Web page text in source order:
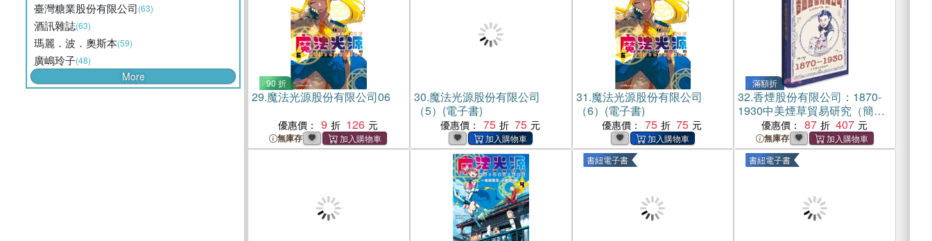
臺灣糖業股份有限公司(63)
酒訊雜誌(63)
瑪麗．波．奧斯本(59)
廣嶋玲子(48)
More 90 折
29.魔法光源股份有限公司06
優惠價： 9 126
無庫存
30.魔法光源股份有限公司
（5）(電子書)
優惠價： 75 75
31.魔法光源股份有限公司
（6）(電子書)
優惠價： 75 75
滿額折
32.香煙股份有限公司：1870-
1930中美煙草貿易研究（簡體
優惠價： 87 407
無庫存
書紐電子書 書紐電子書